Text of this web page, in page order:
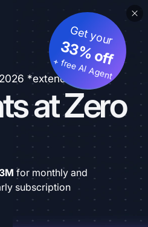
*extended
at Zero
Get your
33% off
+ free AI Agent
for monthly and
subscription